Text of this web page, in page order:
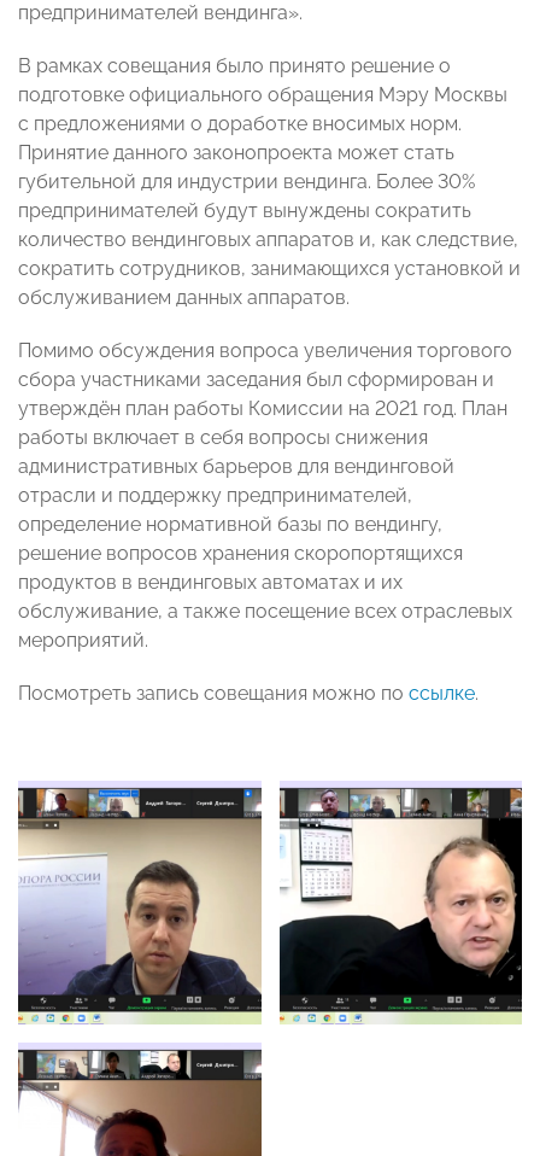
предпринимателей вендинга».
В рамках совещания было принято решение о
подготовке официального обращения Мэру Москвы
с предложениями о доработке вносимых норм.
Принятие данного законопроекта может стать
губительной для индустрии вендинга. Более 30%
предпринимателей будут вынуждены сократить
количество вендинговых аппаратов и, как следствие,
сократить сотрудников, занимающихся установкой и
обслуживанием данных аппаратов.
Помимо обсуждения вопроса увеличения торгового
сбора участниками заседания был сформирован и
утверждён план работы Комиссии на 2021 год. План
работы включает в себя вопросы снижения
административных барьеров для вендинговой
отрасли и поддержку предпринимателей,
определение нормативной базы по вендингу,
решение вопросов хранения скоропортящихся
продуктов в вендинговых автоматах и их
обслуживание, а также посещение всех отраслевых
мероприятий.
Посмотреть запись совещания можно по ссылке.